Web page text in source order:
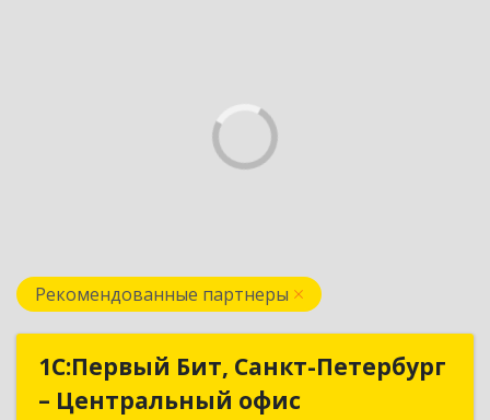
Рекомендованные партнеры
1С:Первый Бит, Санкт-Петербург
– Центральный офис
1С:Первый Бит, Санкт-Петербург
– Центральный офис